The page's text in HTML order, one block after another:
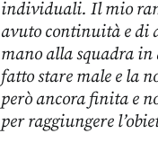
individuali. Il mio
avuto continuità e di
mano alla squadra
fatto stare male e la
però ancora finita e
per raggiungere